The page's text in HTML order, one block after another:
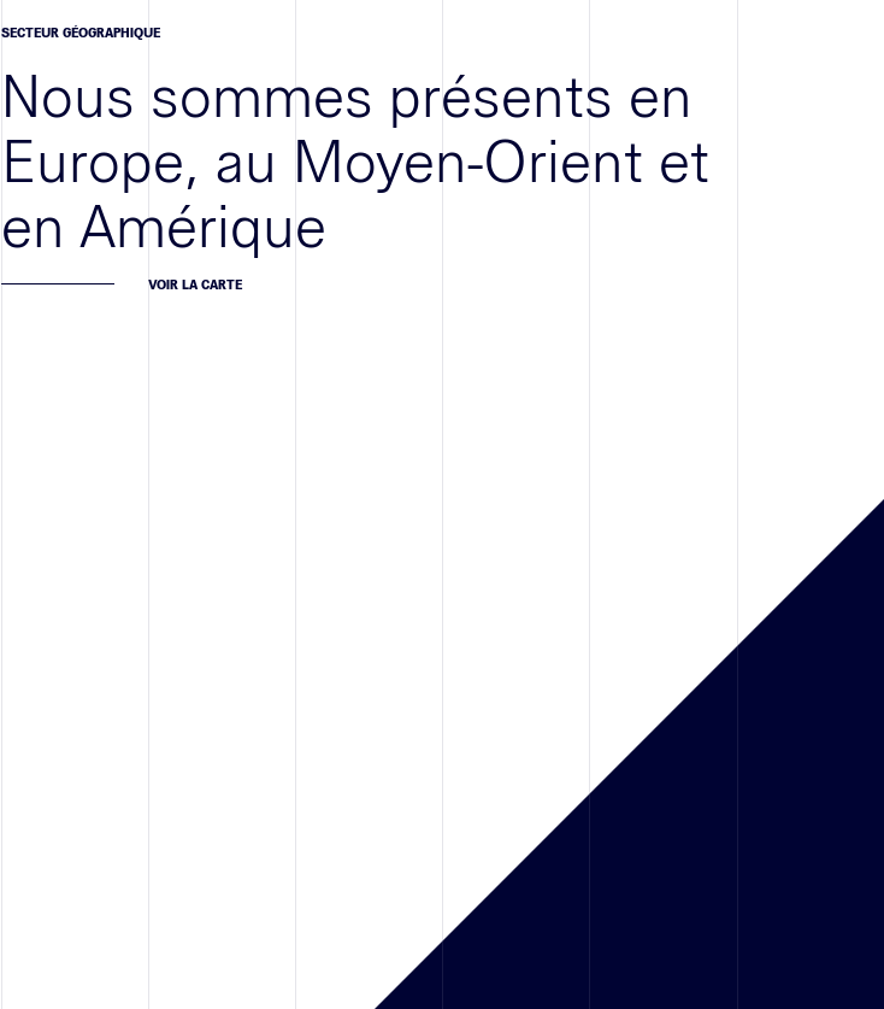
SECTEUR GÉOGRAPHIQUE
Nous sommes présents en
Europe, au Moyen-Orient et
en Amérique
VOIR LA CARTE